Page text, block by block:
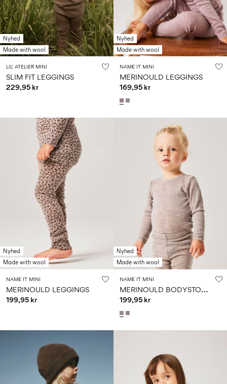
Nyhed
Made with wool
LIL' ATELIER MINI
SLIM FIT LEGGINGS
229,95 kr
Nyhed
Made with wool
NAME IT MINI
MERINOULD LEGGINGS
169,95 kr
Nyhed
Made with wool
NAME IT MINI
MERINOULD LEGGINGS
199,95 kr
Nyhed
Made with wool
NAME IT MINI
M
ERINOULD BODYSTOCKING
199,95 kr